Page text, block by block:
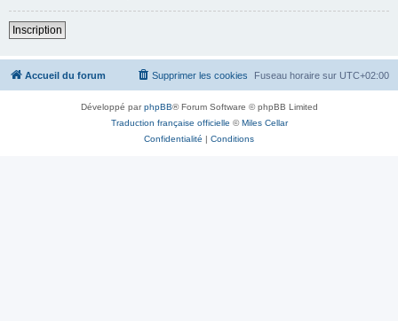
Inscription
Accueil du forum Fuseau horaire sur UTC+02:00
Supprimer les cookies
Développé parphpBB® Forum Software © phpBB Limited
Traduction française officielle ©Miles Cellar
Confidentialité | Conditions